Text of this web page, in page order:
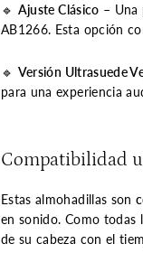
🔹 Ajuste Clásico – Una
AB1266. Esta opción
🔹 Versión Ultrasuede
para una experiencia
Compatibilidad
Estas almohadillas son
en sonido. Como todas
de su cabeza con el